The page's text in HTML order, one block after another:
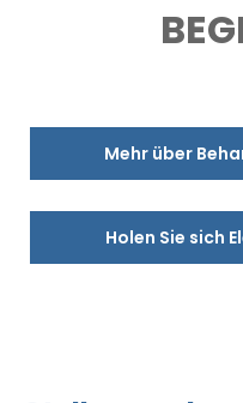
Mehr über
Holen Sie sich